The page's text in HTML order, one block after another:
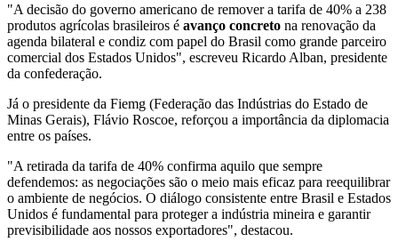
"A decisão do governo americano de remover a tarifa de 40% a 238
produtos agrícolas brasileiros é avanço concreto na renovação da
agenda bilateral e condiz com papel do Brasil como grande parceiro
comercial dos Estados Unidos", escreveu Ricardo Alban, presidente
da confederação.
Já o presidente da Fiemg (Federação das Indústrias do Estado de
Minas Gerais), Flávio Roscoe, reforçou a importância da diplomacia
entre os países.
"A retirada da tarifa de 40% confirma aquilo que sempre
defendemos: as negociações são o meio mais eficaz para reequilibrar
o ambiente de negócios. O diálogo consistente entre Brasil e Estados
Unidos é fundamental para proteger a indústria mineira e garantir
previsibilidade aos nossos exportadores", destacou.